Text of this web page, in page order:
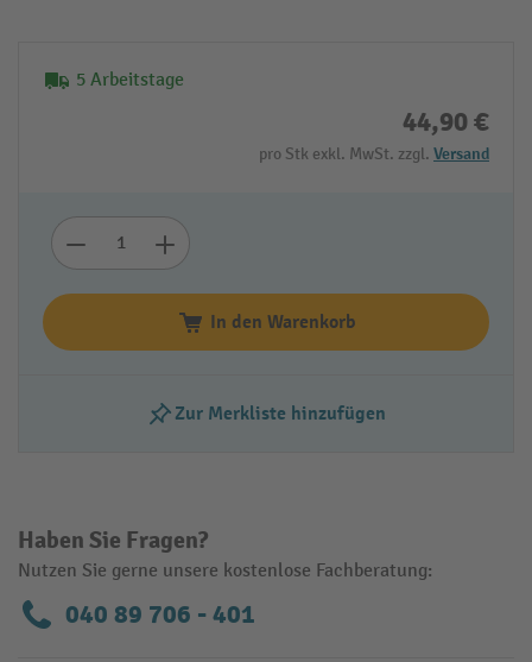
5 Arbeitstage
44,90 €
pro Stk exkl. MwSt. zzgl. Versand
In den Warenkorb
Zur Merkliste hinzufügen
Haben Sie Fragen?
Nutzen Sie gerne unsere kostenlose Fachberatung:
040 89 706 - 401